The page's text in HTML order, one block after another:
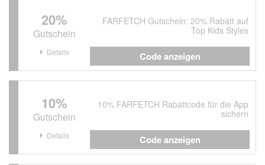
20%
Gutschein
FARFETCH Gutschein: 20% Rabatt auf
Top Kids Styles
Details Code anzeigen
10%
Gutschein
10% FARFETCH Rabattcode für die App
sichern
Details Code anzeigen